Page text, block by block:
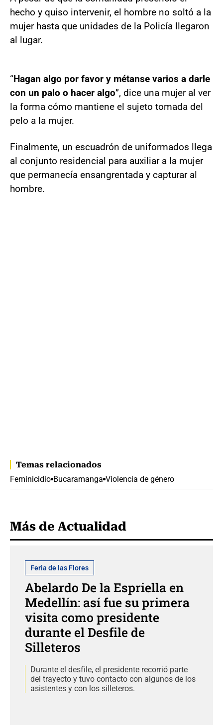
hecho y quiso intervenir, el hombre no soltó a la
mujer hasta que unidades de la Policía llegaron
al lugar.
“Hagan algo por favor y métanse varios a darle
con un palo o hacer algo”, dice una mujer al ver
la forma cómo mantiene el sujeto tomada del
pelo a la mujer.
Finalmente, un escuadrón de uniformados llega
al conjunto residencial para auxiliar a la mujer
que permanecía ensangrentada y capturar al
hombre.
Temas relacionados
Feminicidio Bucaramanga Violencia de género
Más de Actualidad
Feria de las Flores
Abelardo De la Espriella en
Medellín: así fue su primera
visita como presidente
durante el Desfile de
Silleteros
Durante el desfile, el presidente recorrió parte
del trayecto y tuvo contacto con algunos de los
asistentes y con los silleteros.